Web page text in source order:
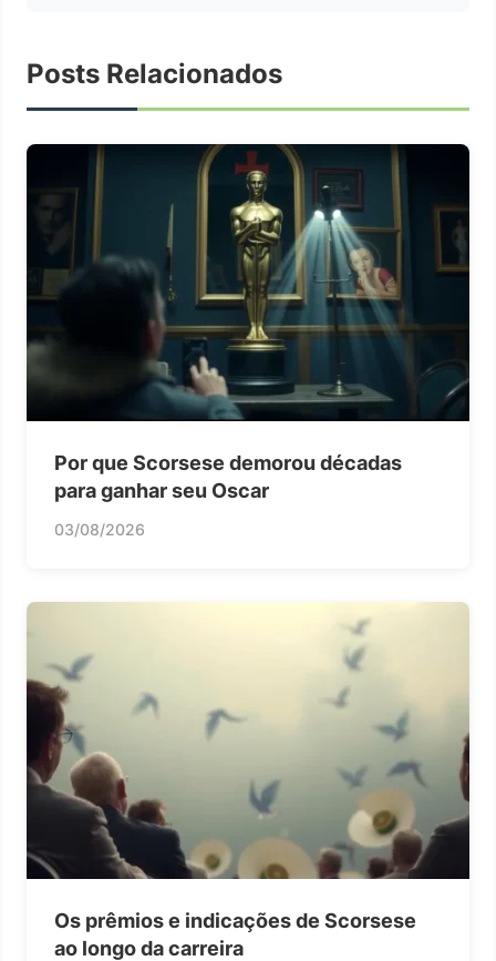
Posts Relacionados
Por que Scorsese demorou décadas
para ganhar seu Oscar
03/08/2026
Os prêmios e indicações de Scorsese
ao longo da carreira